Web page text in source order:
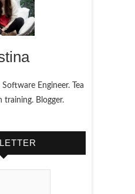
Engineer. Tea
training. Blogger.